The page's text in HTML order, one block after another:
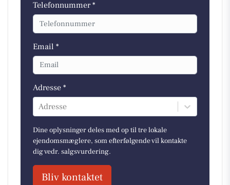
Telefonnummer *
Email *
Adresse *
Adresse
Dine oplysninger deles med op til tre lokale
ejendomsmæglere, som efterfølgende vil kontakte
dig vedr. salgsvurdering.
Bliv kontaktet